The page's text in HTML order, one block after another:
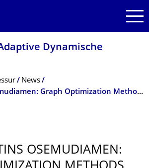
Dynamische
News
Okoh Martins Osemudiamen: Graph Optimization Methods for FPGA-based NN Applications (Masterarbeit)
OSEMUDIAMEN: